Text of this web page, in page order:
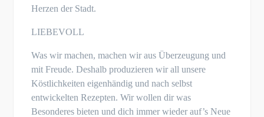
Herzen der Stadt.
LIEBEVOLL
Was wir machen, machen wir aus Überzeugung und
mit Freude. Deshalb produzieren wir all unsere
Köstlichkeiten eigenhändig und nach selbst
entwickelten Rezepten. Wir wollen dir was
Besonderes bieten und dich immer wieder auf’s Neue